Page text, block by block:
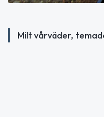
Milt vårväder,